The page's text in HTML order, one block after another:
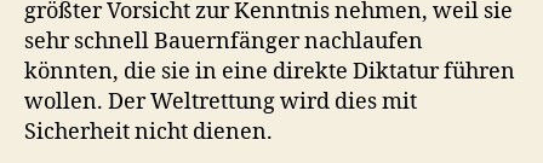
größter Vorsicht zur Kenntnis nehmen, weil sie
sehr schnell Bauernfänger nachlaufen
könnten, die sie in eine direkte Diktatur führen
wollen. Der Weltrettung wird dies mit
Sicherheit nicht dienen.